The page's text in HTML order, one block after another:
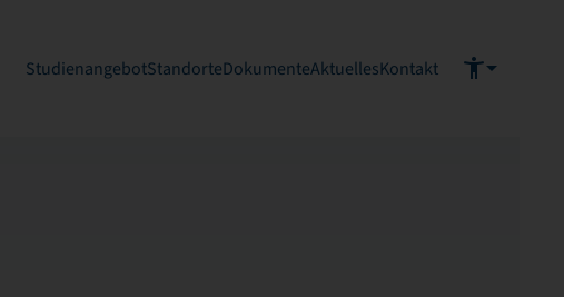
StudienangebotStandorteDokumenteAktuellesKontakt